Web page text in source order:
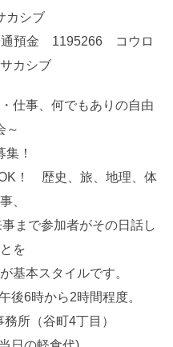
シブ
預金 1195266 コウロ
カシブ
仕事、何でもありの自由
～
集！
！ 歴史、旅、地理、体
、
まで参加者がその日話し
を
基本スタイルです。
6時から2時間程度。
所（谷町4丁目）